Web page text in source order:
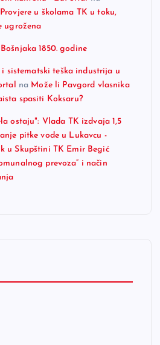
u školama TK u toku,
ugrožena
1850. godine
sistematski teška industrija u
na Može li Pavgord vlasnika
spasiti Koksaru?
ostaju": Vlada TK izdvaja 1,5
pitke vode u Lukavcu -
u Skupštini TK Emir Begić
prevoza“ i način